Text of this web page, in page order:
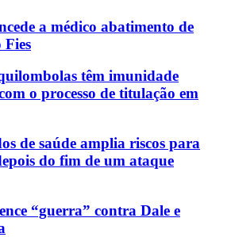
a médico abatimento de
Fies
têm imunidade
o processo de titulação em
de saúde amplia riscos para
do fim de um ataque
“guerra” contra Dale e